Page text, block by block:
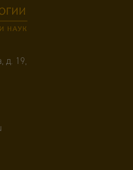
д. 19,